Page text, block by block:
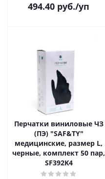
494.40 руб./уп
Перчатки виниловые ЧЗ
(ПЭ) "SАF&TY"
медицинские, размер L,
черные, комплект 50 пар,
SF392K4